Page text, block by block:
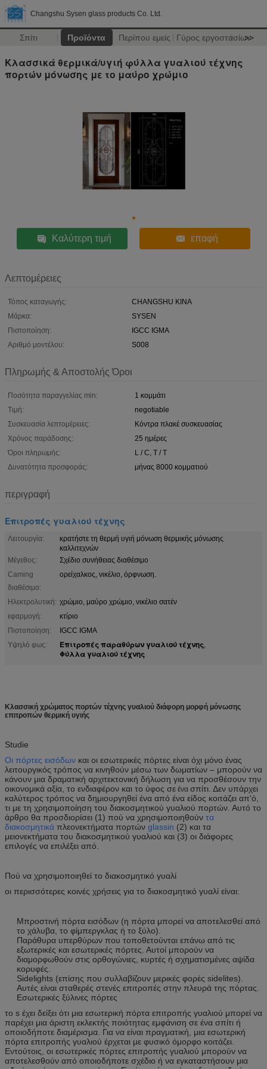
Changshu Sysen glass products Co. Ltd.
Σπίτι Προϊόντα Περίπου εμείς Γύρος εργοστασίων
>>
Κλασσικά θερμικά/υγιή φύλλα γυαλιού τέχνης
πορτών μόνωσης με το μαύρο χρώμιο
Καλύτερη τιμή επαφή
Λεπτομέρειες
Τόπος καταγωγής:
CHANGSHU ΚΙΝΑ
Μάρκα:
SYSEN
Πιστοποίηση:
IGCC IGMA
Αριθμό μοντέλου:
S008
Πληρωμής & Αποστολής Όροι
Ποσότητα παραγγελίας min:
1 κομμάτι
Τιμή:
negotiable
Συσκευασία λεπτομέρειες:
Κόντρα πλακέ συσκευασίας
Χρόνος παράδοσης:
25 ημέρες
Όροι πληρωμής:
L / C, T / T
Δυνατότητα προσφοράς:
μήνας 8000 κομματιού
περιγραφή
Επιτροπές γυαλιού τέχνης
Λειτουργία:
κρατήστε τη θερμή υγιή μόνωση θερμικής μόνωσης
καλλιτεχνών
Μέγεθος:
Σχέδιο συνήθειας διαθέσιμο
Caming
διαθέσιμο:
ορείχαλκος, νικέλιο, όρφνωση.
Ηλεκτρολυτική: χρώμιο, μαύρο χρώμιο, νικέλιο σατέν
εφαρμογή:
κτίριο
Πιστοποίηση:
IGCC IGMA
Υψηλό φως:
Επιτροπές παραθύρων γυαλιού τέχνης,
Φύλλα γυαλιού τέχνης
Κλασσική χρώματος πορτών τέχνης γυαλιού διάφορη μορφή μόνωσης
επιτροπών θερμική υγιής
Studie
Οι πόρτες εισόδων και οι εσωτερικές πόρτες είναι όχι μόνο ένας
λειτουργικός τρόπος να κινηθούν μέσω των δωματίων – μπορούν να
κάνουν μια δραματική αρχιτεκτονική δήλωση για να προσθέσουν την
οικονομικά αξία, το ενδιαφέρον και το ύφος σε ένα σπίτι. Δεν υπάρχει
καλύτερος τρόπος να δημιουργηθεί ένα από ένα είδος κοιτάζει απ'ό,
τι με τη χρησιμοποίηση του διακοσμητικού γυαλιού πορτών. Αυτό το
άρθρο θα προσδιορίσει (1) πού να χρησιμοποιηθούν τα
διακοσμητικά πλεονεκτήματα πορτών glassin (2) και τα
μειονεκτήματα του διακοσμητικού γυαλιού και (3) οι διάφορες
επιλογές να επιλέξει από.
Πού να χρησιμοποιηθεί το διακοσμητικό γυαλί
οι περισσότερες κοινές χρήσεις για το διακοσμητικό γυαλί είναι:
Μπροστινή πόρτα εισόδων (η πόρτα μπορεί να αποτελεσθεί από
το χάλυβα, το φίμπεργκλας ή το ξύλο).
Παράθυρα υπερθύρων που τοποθετούνται επάνω από τις
εξωτερικές και εσωτερικές πόρτες. Αυτοί μπορούν να
διαμορφωθούν στις ορθογώνιες, κυρτές ή σχηματισμένες αψίδα
κορυφές.
Sidelights (επίσης που συλλαβίζουν μερικές φορές sidelites).
Αυτές είναι σταθερές στενές επιτροπές στην πλευρά της πόρτας.
Εσωτερικές ξύλινες πόρτες
το s έχει δείξει ότι μια εσωτερική πόρτα επιτροπής γυαλιού μπορεί να
παρέχει μια άριστη εκλεκτής ποιότητας εμφάνιση σε ένα σπίτι ή
οποιοδήποτε διαμέρισμα. Για να είναι πραγματική, μια εσωτερική
πόρτα επιτροπής γυαλιού έρχεται με φυσικό όμορφο κοιτάζει.
Εντούτοις, οι εσωτερικές πόρτες επιτροπής γυαλιού μπορούν να
αποτελεσθούν από οποιοδήποτε σχέδιο ή να εγκαταστήσουν μια